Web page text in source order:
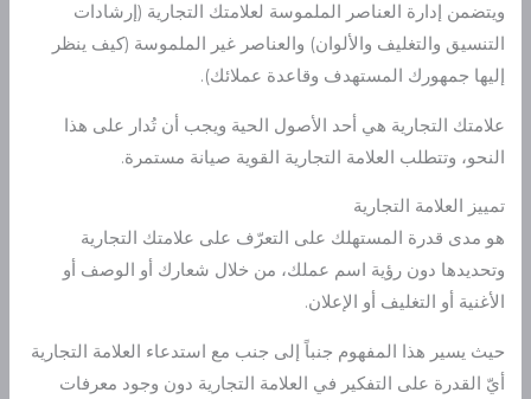
ويتضمن إدارة العناصر الملموسة لعلامتك التجارية (إرشادات
التنسيق والتغليف والألوان) والعناصر غير الملموسة (كيف ينظر
إليها جمهورك المستهدف وقاعدة عملائك).
علامتك التجارية هي أحد الأصول الحية ويجب أن تُدار على هذا
النحو، وتتطلب العلامة التجارية القوية صيانة مستمرة.
تمييز العلامة التجارية
هو مدى قدرة المستهلك على التعرّف على علامتك التجارية
وتحديدها دون رؤية اسم عملك، من خلال شعارك أو الوصف أو
الأغنية أو التغليف أو الإعلان.
حيث يسير هذا المفهوم جنباً إلى جنب مع استدعاء العلامة التجارية
أيّ القدرة على التفكير في العلامة التجارية دون وجود معرفات